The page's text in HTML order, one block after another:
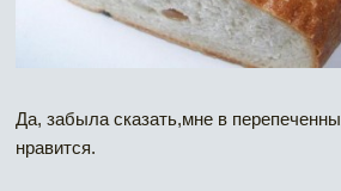
Да, забыла сказать,мне в
нравится.